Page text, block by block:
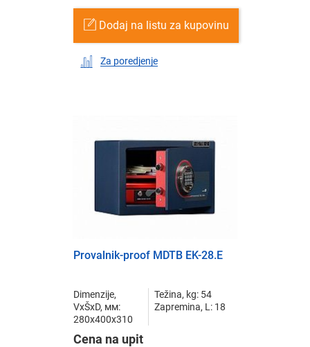
Dodaj na listu za kupovinu
Za poredjenje
Provalnik-proof MDTB EK-28.E
Dimenzije,
VxŠxD, мм:
280x400x310
Težina, kg: 54
Zapremina, L: 18
Cena na upit